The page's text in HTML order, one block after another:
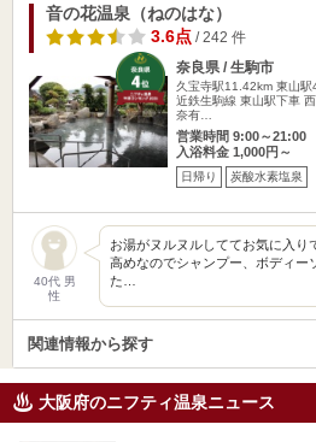
音の花温泉（ねのはな）
3.6点/ 242 件
奈良県 / 生駒市
久宝寺駅11.42km 東山駅
近鉄生駒線 東山駅下車
奈有…
営業時間 9:00～21:00
入浴料金 1,000円～
日帰り 炭酸水素塩泉
40代 男
性
お湯がヌルヌルしててお気に入り
高めなのでシャンプー、ボディー
た…
関連情報から探す
大阪府のニフティ温泉ニュース